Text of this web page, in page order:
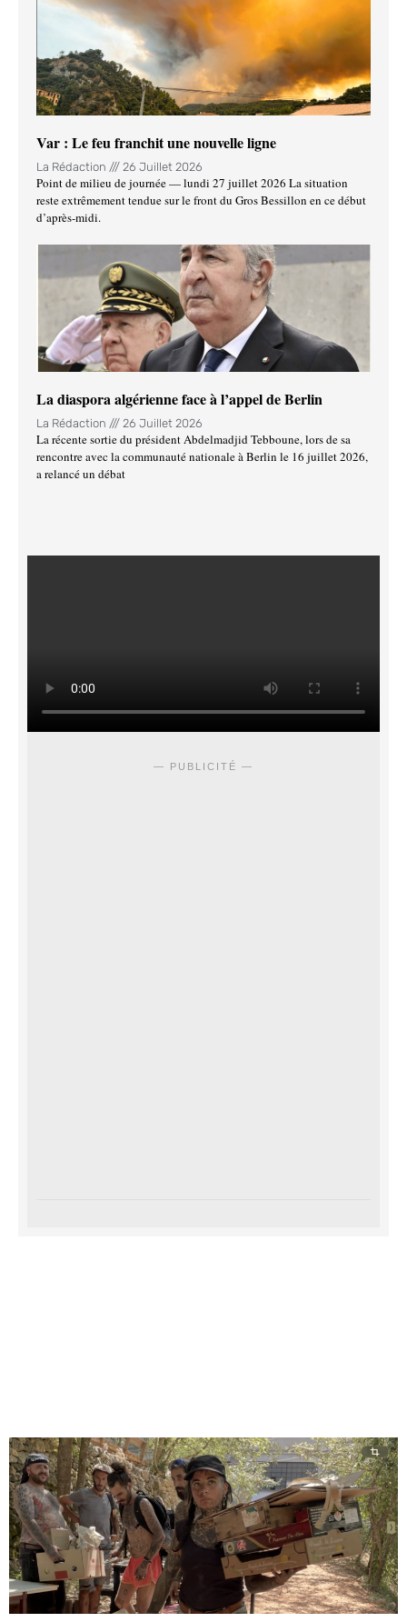
Var : Le feu franchit une nouvelle ligne
La Rédaction 26 Juillet 2026
Point de milieu de journée — lundi 27 juillet 2026 La situation
reste extrêmement tendue sur le front du Gros Bessillon en ce début
d’après-midi.
La diaspora algérienne face à l’appel de Berlin
La Rédaction 26 Juillet 2026
La récente sortie du président Abdelmadjid Tebboune, lors de sa
rencontre avec la communauté nationale à Berlin le 16 juillet 2026,
a relancé un débat
— PUBLICITÉ —